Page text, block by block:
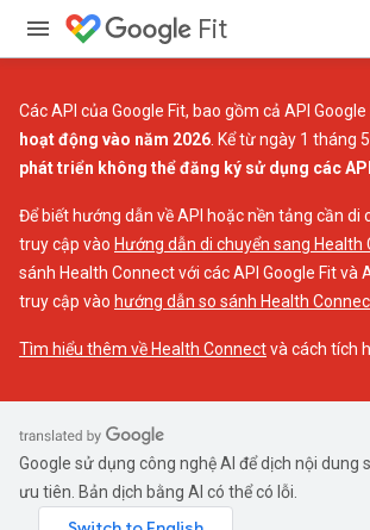
Fit
Các API của Google Fit, bao gồm cả API Google
hoạt động vào năm 2026 . Kể từ ngày 1 tháng
phát triển không thể đăng ký sử dụng các
Để biết hướng dẫn về API hoặc nền tảng cần di
truy cập vào Hướng dẫn di chuyển sang Health
sánh Health Connect với các API Google Fit và
truy cập vào hướng dẫn so sánh Health
Tìm hiểu thêm về Health Connectvà cách tích
Google sử dụng công nghệ AI để dịch nội dung
ưu tiên. Bản dịch bằng AI có thể có lỗi.